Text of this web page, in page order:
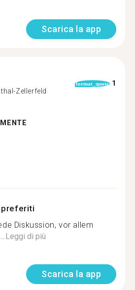
Scarica la app
Zellerfeld
format_quote 1
preferiti
Diskussion, vor allem
Leggi di più
Scarica la app